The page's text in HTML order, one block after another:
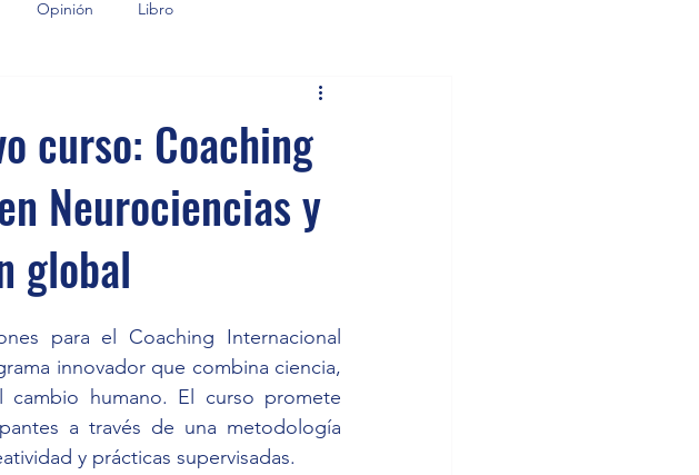
Opinión Libro
curso: Coaching
Neurociencias y
global
para el Coaching Internacional
innovador que combina ciencia,
cambio humano. El curso promete
a través de una metodología
y prácticas supervisadas.